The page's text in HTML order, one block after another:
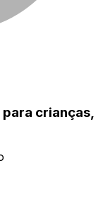
crianças,